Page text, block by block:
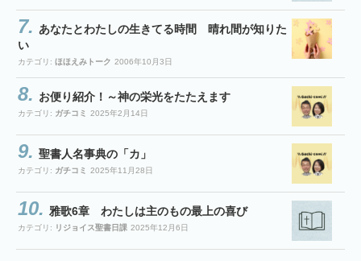
あなたとわたしの生きてる時間 晴れ間が知りた
い
カテゴリ: ほほえみトーク 2006年10月3日
お便り紹介！～神の栄光をたたえます
カテゴリ: ガチコミ 2025年2月14日
聖書人名事典の「カ」
カテゴリ: ガチコミ 2025年11月28日
雅歌6章 わたしは主のもの最上の喜び
カテゴリ: リジョイス聖書日課 2025年12月6日